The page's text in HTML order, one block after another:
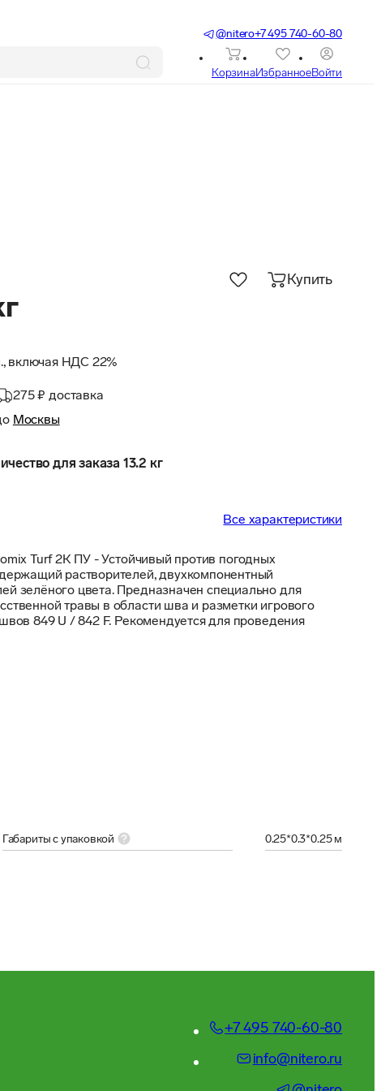
@nitero+7 495 740-60-80
КорзинаИзбранноеВойти
включая НДС 22%
Купить
275 ₽ доставка
Москвы
для заказа 13.2 кг
Все характеристики
Turf 2К ПУ - Устойчивый против погодных
растворителей, двухкомпонентный
зелёного цвета. Предназначен специально для
травы в области шва и разметки игрового
849 U / 842 F. Рекомендуется для проведения
Габариты с упаковкой 0.25*0.3*0.25 м
+7 495 740-60-80
info@nitero.ru